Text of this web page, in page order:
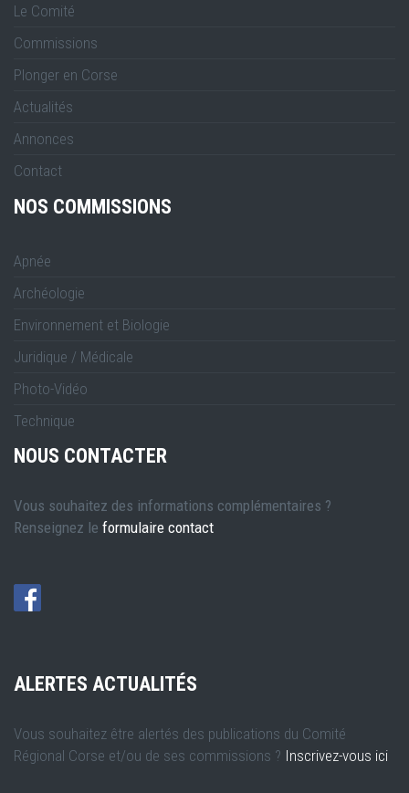
Le Comité
Commissions
Plonger en Corse
Actualités
Annonces
Contact
NOS COMMISSIONS
Apnée
Archéologie
Environnement et Biologie
Juridique / Médicale
Photo-Vidéo
Technique
NOUS CONTACTER
Vous souhaitez des informations complémentaires ?
Renseignez le formulaire contact
ALERTES ACTUALITÉS
Vous souhaitez être alertés des publications du Comité
Régional Corse et/ou de ses commissions ? Inscrivez-vous ici